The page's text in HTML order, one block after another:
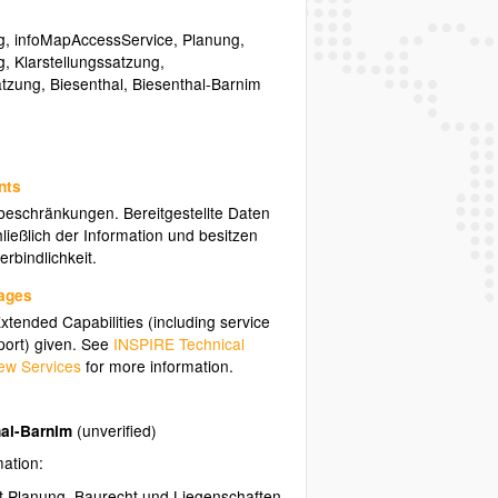
,infoMapAccessService, Planung,
, Klarstellungssatzung,
, Biesenthal, Biesenthal-Barnim
Bereitgestellte Daten
der Information und besitzen
Capabilities (including service
given. See INSPIRE Technical
Services for more information.
Barnim (unverified)